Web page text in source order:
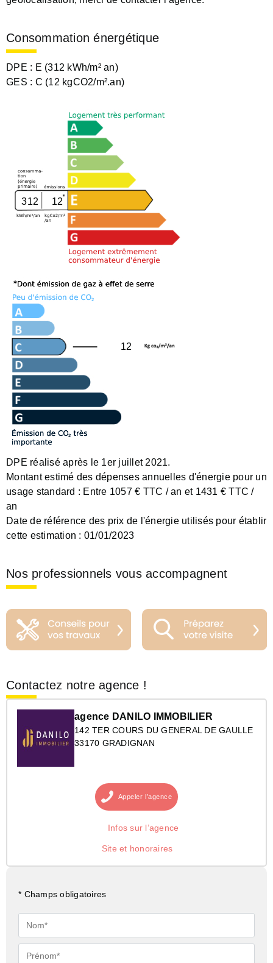
Consommation énergétique
DPE : E (312 kWh/m² an)
GES : C (12 kgCO2/m².an)
312 12
12
DPE réalisé après le 1er juillet 2021.
Montant estimé des dépenses annuelles d'énergie pour un
usage standard : Entre 1057 € TTC / an et 1431 € TTC /
an
Date de référence des prix de l'énergie utilisés pour établir
cette estimation : 01/01/2023
Nos professionnels vous accompagnent
Contactez notre agence !
agence DANILO IMMOBILIER
142 TER COURS DU GENERAL DE GAULLE
33170 GRADIGNAN
Appeler l’agence
Infos sur l’agence
Site et honoraires
* Champs obligatoires
Nom*
Prénom*